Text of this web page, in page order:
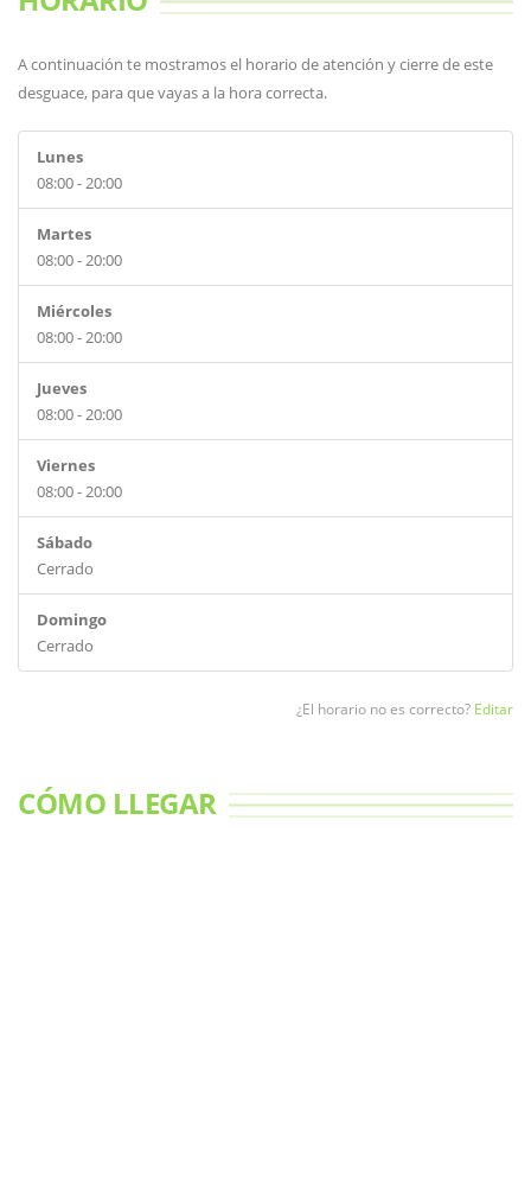
A continuación te mostramos el horario de atención y cierre de este
desguace, para que vayas a la hora correcta.
Lunes
08:00 - 20:00
Martes
08:00 - 20:00
Miércoles
08:00 - 20:00
Jueves
08:00 - 20:00
Viernes
08:00 - 20:00
Sábado
Cerrado
Domingo
Cerrado
¿El horario no es correcto? Editar
CÓMO LLEGAR